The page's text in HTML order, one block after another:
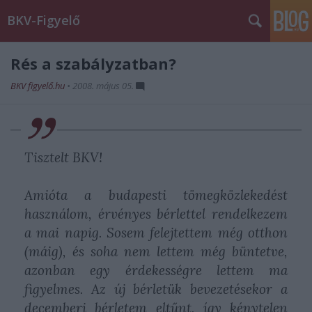
BKV-Figyelő
Rés a szabályzatban?
BKV figyelő.hu • 2008. május 05.
Tisztelt BKV!
Amióta a budapesti tömegközlekedést
használom, érvényes bérlettel rendelkezem
a mai napig. Sosem felejtettem még otthon
(máig), és soha nem lettem még büntetve,
azonban egy érdekességre lettem ma
figyelmes. Az új bérletük bevezetésekor a
decemberi bérletem eltűnt, így kénytelen